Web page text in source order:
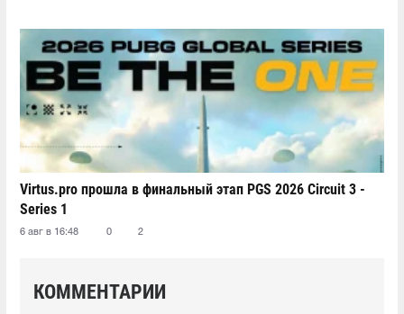
Virtus.pro прошла в финальный этап PGS 2026 Circuit 3 -
Series 1
6 авг в 16:48 0 2
КОММЕНТАРИИ